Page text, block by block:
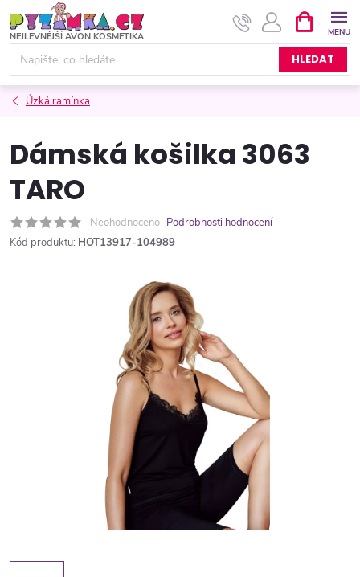
na
obsah
HLEDAT
NÁKUPNÍ
KOŠÍK
Úzká ramínka
Dámská košilka 3063
TARO
Neohodnoceno Podrobnosti hodnocení
Kód produktu: HOT13917-104989